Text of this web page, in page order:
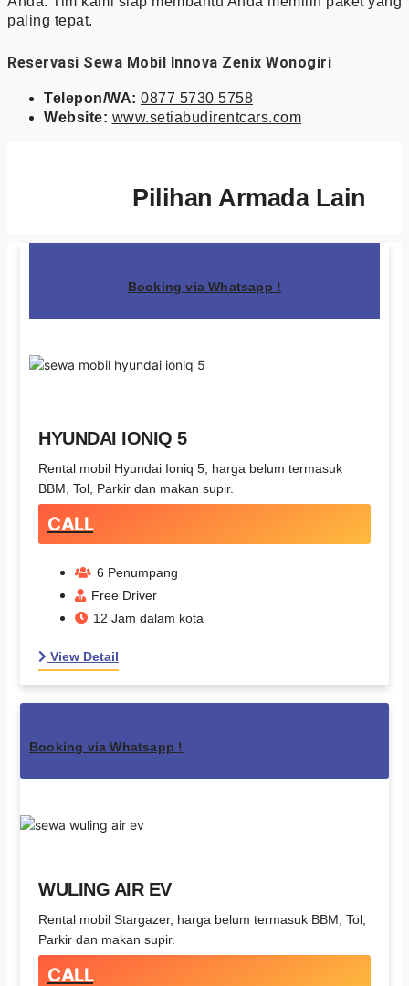
paling tepat.
Reservasi Sewa Mobil Innova Zenix Wonogiri
Telepon/WA: 0877 5730 5758
Website: www.setiabudirentcars.com
Pilihan Armada Lain
Booking via Whatsapp !
HYUNDAI IONIQ 5
Rental mobil Hyundai Ioniq 5, harga belum termasuk
BBM, Tol, Parkir dan makan supir.
CALL
6 Penumpang
Free Driver
12 Jam dalam kota
View Detail
Booking via Whatsapp !
WULING AIR EV
Rental mobil Stargazer, harga belum termasuk BBM, Tol,
Parkir dan makan supir.
CALL